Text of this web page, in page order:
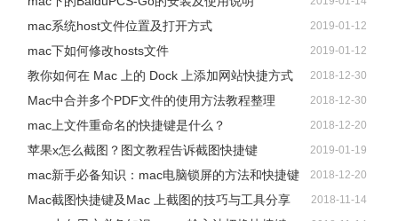
mac系统host文件位置及打开方式 2019-01-12
mac下如何修改hosts文件 2019-01-12
教你如何在 Mac 上的 Dock 上添加网站快捷方式 2018-12-30
Mac中合并多个PDF文件的使用方法教程整理 2018-12-30
mac上文件重命名的快捷键是什么？ 2018-12-20
苹果x怎么截图？图文教程告诉截图快捷键 2019-01-19
mac新手必备知识：mac电脑锁屏的方法和快捷键 2018-12-20
Mac截图快捷键及Mac 上截图的技巧与工具分享 2018-11-14